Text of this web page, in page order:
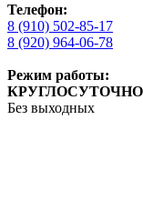
Телефон:
8 (910) 502-85-17
8 (920) 964-06-78
Режим работы:
КРУГЛОСУТОЧНО
Без выходных